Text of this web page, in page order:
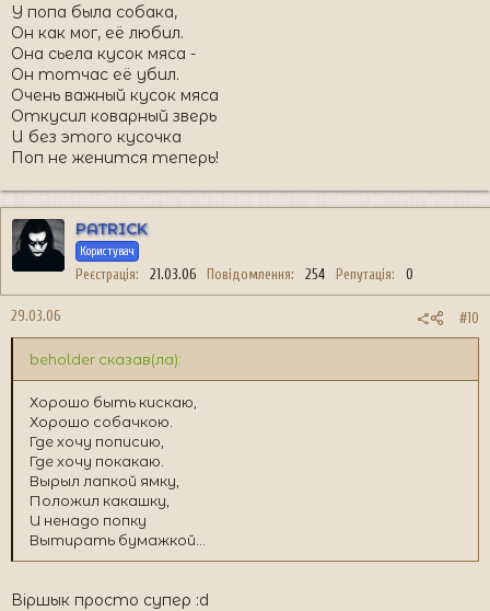
У попа была собака,
Он как мог, её любил.
Она сьела кусок мяса -
Он тотчас её убил.
Очень важный кусок мяса
Откусил коварный зверь
И без этого кусочка
Поп не женится теперь!
PATRICK
Користувач
Реєстрація 21.03.06 Повідомлення 254 Репутація 0
29.03.06 #10
beholder сказав(ла):
Хорошо быть кискаю,
Хорошо собачкою.
Где хочу пописию,
Где хочу покакаю.
Вырыл лапкой ямку,
Положил какашку,
И ненадо попку
Вытирать бумажкой...
Віршык просто супер :d